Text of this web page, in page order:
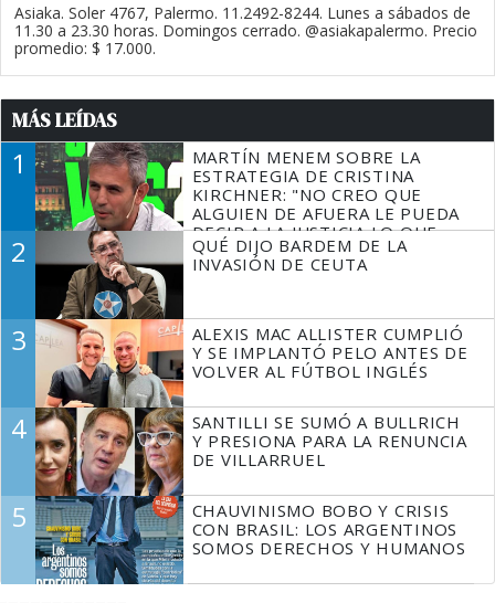
Asiaka. Soler 4767, Palermo. 11.2492-8244. Lunes a sábados de
11.30 a 23.30 horas. Domingos cerrado. @asiakapalermo. Precio
promedio: $ 17.000.
MÁS LEÍDAS
1
MARTÍN MENEM SOBRE LA
ESTRATEGIA DE CRISTINA
KIRCHNER: "NO CREO QUE
ALGUIEN DE AFUERA LE PUEDA
DECIR A LA JUSTICIA LO QUE
TIENE QUE HACER"
2
QUÉ DIJO BARDEM DE LA
INVASIÓN DE CEUTA
3
ALEXIS MAC ALLISTER CUMPLIÓ
Y SE IMPLANTÓ PELO ANTES DE
VOLVER AL FÚTBOL INGLÉS
4
SANTILLI SE SUMÓ A BULLRICH
Y PRESIONA PARA LA RENUNCIA
DE VILLARRUEL
5
CHAUVINISMO BOBO Y CRISIS
CON BRASIL: LOS ARGENTINOS
SOMOS DERECHOS Y HUMANOS